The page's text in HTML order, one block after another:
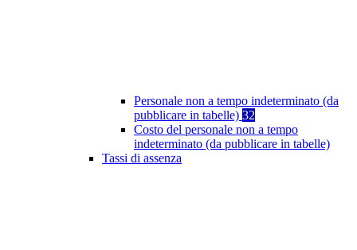
Personale non a tempo indeterminato (da
pubblicare in tabelle) 32
Costo del personale non a tempo
indeterminato (da pubblicare in tabelle)
Tassi di assenza